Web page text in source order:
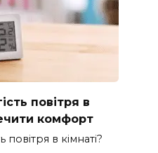
повітря в
комфорт
повітря в кімнаті?